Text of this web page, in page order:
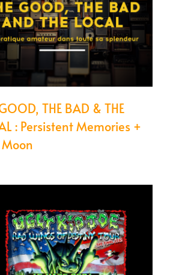
THE BAD & THE
: Persistent Memories +